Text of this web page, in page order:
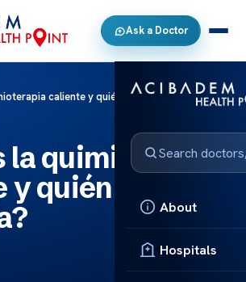
Ask a Doctor
About
Hospitals
caliente y quién puede recibirla?
la quimioterapia
quién puede